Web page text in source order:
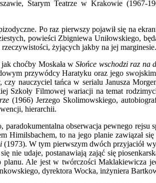
Starym Teatrze w Krakowie (1967-
Po raz pierwszy pojawił się na
powieści Zbigniewa Uniłowskiego,
żyjących jakby na jej marginesie.
jak choćby Moskała wSłońce wschodzi raz na
przywódcy Haratyku oraz jego
nauczyciel tańca w serialu Janusza
Filmowej wariacji na temat
(1966) Jerzego Skolimowskiego,
hierarchii.
obserwacja pewnego rejsu
to na jego planie zawiązał
(1973). W tym pierwszym dwóch przyjaciół
udaje, postanawiają zająć się
Ale jest w twórczości Maklakiewicza
dyrektora Wocka, inżyniera